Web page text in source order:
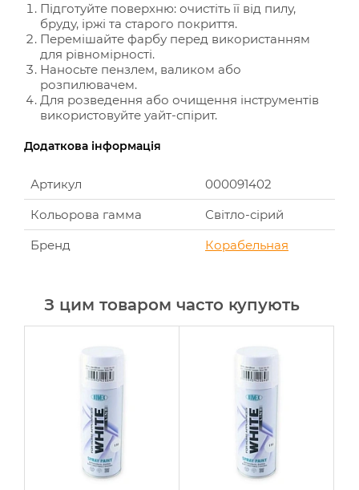
Підготуйте поверхню: очистіть її від пилу,
бруду, іржі та старого покриття.
Перемішайте фарбу перед використанням
для рівномірності.
Наносьте пензлем, валиком або
розпилювачем.
Для розведення або очищення інструментів
використовуйте уайт-спірит.
Додаткова інформація
Артикул
000091402
Кольорова гамма
Світло-сірий
Бренд
Корабельная
З цим товаром часто купують